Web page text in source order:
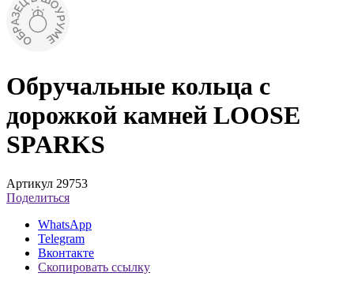
Обручальные кольца с
дорожкой камней LOOSE
SPARKS
Артикул 29753
Поделиться
WhatsApp
Telegram
Вконтакте
Скопировать ссылку